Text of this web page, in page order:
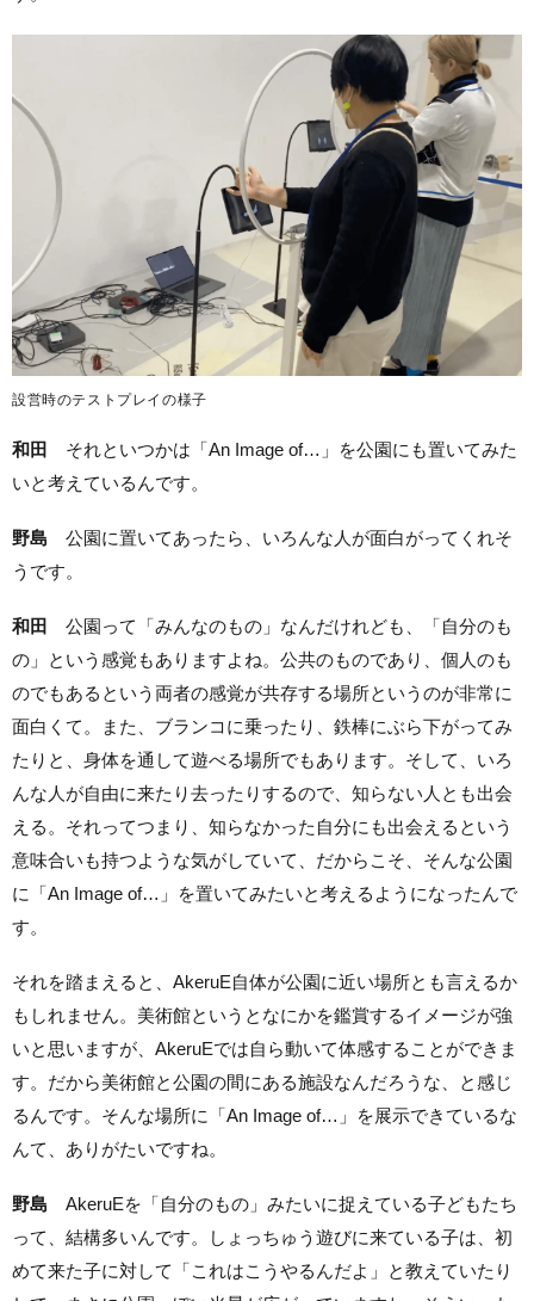
設営時のテストプレイの様子
和田
それといつかは「An Image of…」を公園にも置いてみた
いと考えているんです。
野島 公園に置いてあったら、いろんな人が面白がってくれそ
うです。
和田
公園って「みんなのもの」なんだけれども、「自分のも
の」という感覚もありますよね。公共のものであり、個人のも
のでもあるという両者の感覚が共存する場所というのが非常に
面白くて。また、ブランコに乗ったり、鉄棒にぶら下がってみ
たりと、身体を通して遊べる場所でもあります。そして、いろ
んな人が自由に来たり去ったりするので、知らない人とも出会
える。それってつまり、知らなかった自分にも出会えるという
意味合いも持つような気がしていて、だからこそ、そんな公園
に「An Image of…」を置いてみたいと考えるようになったんで
す。
それを踏まえると、AkeruE自体が公園に近い場所とも言えるか
もしれません。美術館というとなにかを鑑賞するイメージが強
いと思いますが、AkeruEでは自ら動いて体感することができま
す。だから美術館と公園の間にある施設なんだろうな、と感じ
るんです。そんな場所に「An Image of…」を展示できているな
んて、ありがたいですね。
野島 AkeruEを「自分のもの」みたいに捉えている子どもたち
って、結構多いんです。しょっちゅう遊びに来ている子は、初
めて来た子に対して「これはこうやるんだよ」と教えていたり